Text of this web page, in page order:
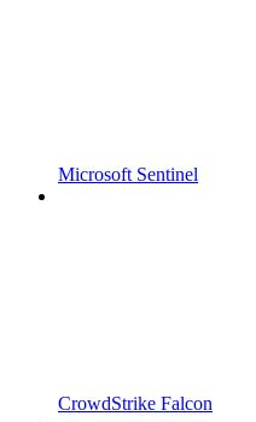
Microsoft Sentinel
CrowdStrike Falcon